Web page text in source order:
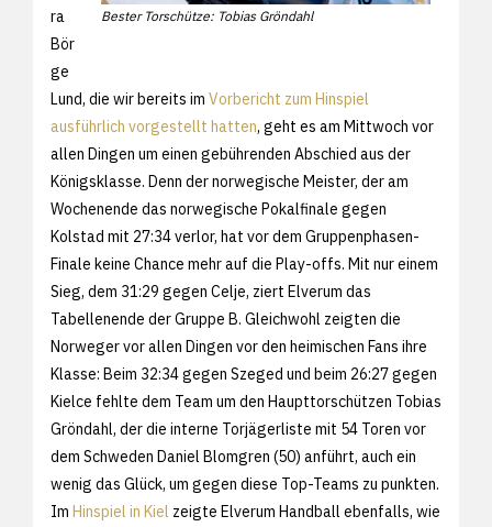
Bester Torschütze: Tobias Gröndahl
ra
Bör
ge
Lund, die wir bereits im Vorbericht zum Hinspiel
ausführlich vorgestellt hatten, geht es am Mittwoch vor
allen Dingen um einen gebührenden Abschied aus der
Königsklasse. Denn der norwegische Meister, der am
Wochenende das norwegische Pokalfinale gegen
Kolstad mit 27:34 verlor, hat vor dem Gruppenphasen-
Finale keine Chance mehr auf die Play-offs. Mit nur einem
Sieg, dem 31:29 gegen Celje, ziert Elverum das
Tabellenende der Gruppe B. Gleichwohl zeigten die
Norweger vor allen Dingen vor den heimischen Fans ihre
Klasse: Beim 32:34 gegen Szeged und beim 26:27 gegen
Kielce fehlte dem Team um den Haupttorschützen Tobias
Gröndahl, der die interne Torjägerliste mit 54 Toren vor
dem Schweden Daniel Blomgren (50) anführt, auch ein
wenig das Glück, um gegen diese Top-Teams zu punkten.
Im Hinspiel in Kiel zeigte Elverum Handball ebenfalls, wie